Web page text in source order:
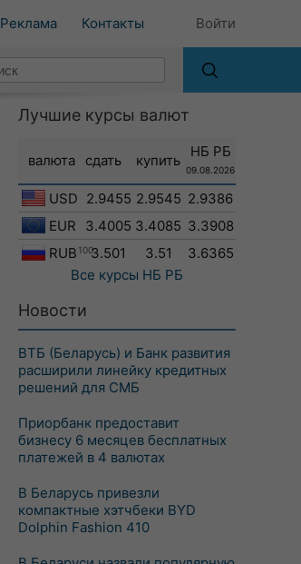
Реклама Контакты Войти
Лучшие курсы валют
валюта сдать купить
НБ РБ
09.08.2026
USD 2.9455 2.9545 2.9386
EUR
3.4005 3.4085 3.3908
RUB 1003.501 3.51
3.6365
Все курсы НБ РБ
Новости
ВТБ (Беларусь) и Банк развития
расширили линейку кредитных
решений для СМБ
Приорбанк предоставит
бизнесу 6 месяцев бесплатных
платежей в 4 валютах
В Беларусь привезли
компактные хэтчбеки BYD
Dolphin Fashion 410